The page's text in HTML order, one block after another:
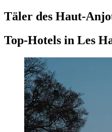
Täler des Haut-
Top-Hotels in Les